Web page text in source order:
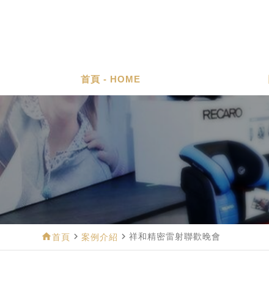
首頁 - HOME
home首頁 navigate_next案例介紹 navigate_next祥和精密雷射聯歡晚會